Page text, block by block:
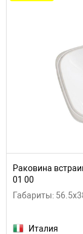
Раковина
01 00
Габариты:
Италия